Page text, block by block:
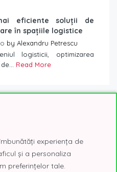
eficiente soluții de
în spațiile logistice
by Alexandru Petrescu
logisticii, optimizarea
Read More
AFI Tech Park
birouri clasa A
experiența de
și a personaliza
preferințelor tale.